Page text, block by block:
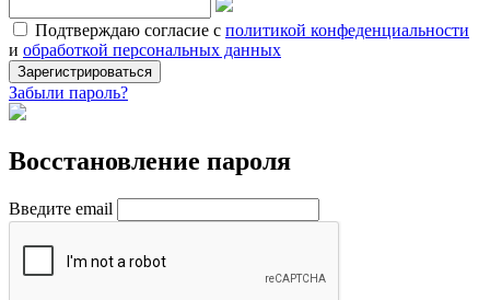
Подтверждаю согласие с политикой конфеденциальности
и обработкой персональных данных
Зарегистрироваться
Забыли пароль?
Восстановление пароля
Введите email